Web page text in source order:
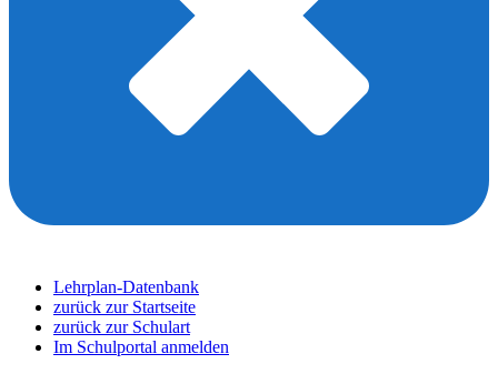
Lehrplan-Datenbank
zurück zur Startseite
zurück zur Schulart
Im Schulportal anmelden